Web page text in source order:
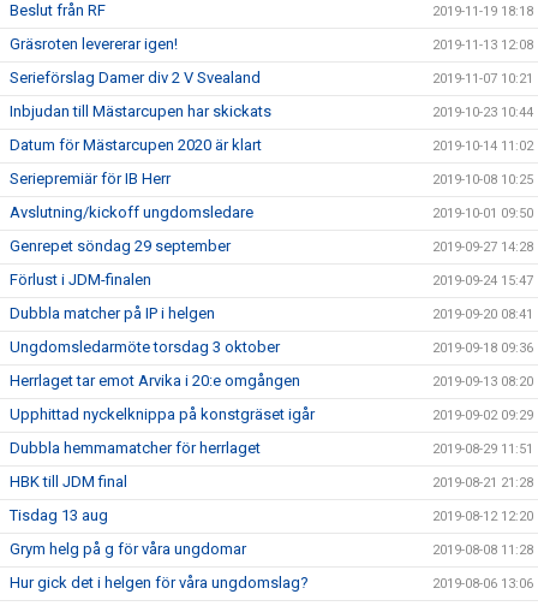
Beslut från RF 2019-11-19 18:18
Gräsroten levererar igen! 2019-11-13 12:08
Serieförslag Damer div 2 V Svealand 2019-11-07 10:21
Inbjudan till Mästarcupen har skickats 2019-10-23 10:44
Datum för Mästarcupen 2020 är klart 2019-10-14 11:02
Seriepremiär för IB Herr 2019-10-08 10:25
Avslutning/kickoff ungdomsledare 2019-10-01 09:50
Genrepet söndag 29 september 2019-09-27 14:28
Förlust i JDM-finalen 2019-09-24 15:47
Dubbla matcher på IP i helgen 2019-09-20 08:41
Ungdomsledarmöte torsdag 3 oktober 2019-09-18 09:36
Herrlaget tar emot Arvika i 20:e omgången 2019-09-13 08:20
Upphittad nyckelknippa på konstgräset igår 2019-09-02 09:29
Dubbla hemmamatcher för herrlaget 2019-08-29 11:51
HBK till JDM final 2019-08-21 21:28
Tisdag 13 aug 2019-08-12 12:20
Grym helg på g för våra ungdomar 2019-08-08 11:28
Hur gick det i helgen för våra ungdomslag? 2019-08-06 13:06